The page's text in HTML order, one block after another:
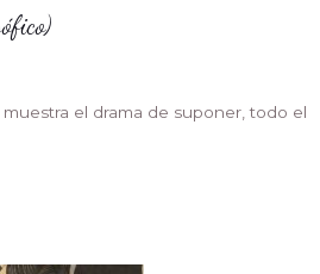
el drama de suponer, todo el